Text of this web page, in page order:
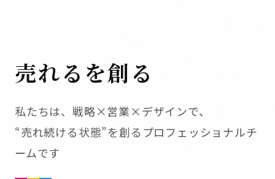
売れるを創る
私たちは、戦略×営業×デザインで、
“売れ続ける状態”を創るプロフェッショナルチ
ームです